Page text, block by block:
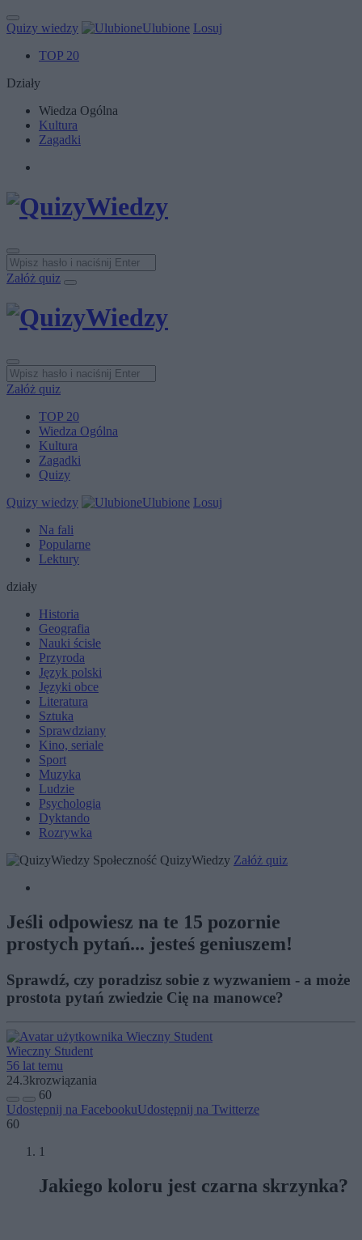
Quizy wiedzy Ulubione Losuj
TOP 20
Działy
Wiedza Ogólna
Kultura
Zagadki
Załóż quiz
Załóż quiz
TOP 20
Wiedza Ogólna
Kultura
Zagadki
Quizy
Quizy wiedzy
Ulubione Losuj
Na fali
Popularne
Lektury
działy
Historia
Geografia
Nauki ścisłe
Przyroda
Język polski
Języki obce
Literatura
Sztuka
Sprawdziany
Kino, seriale
Sport
Muzyka
Ludzie
Psychologia
Dyktando
Rozrywka
Społeczność QuizyWiedzy Załóż quiz
Jeśli odpowiesz na te 15 pozornie
prostych pytań... jesteś geniuszem!
Sprawdź, czy poradzisz sobie z wyzwaniem - a może
prostota pytań zwiedzie Cię na manowce?
Wieczny Student
56 lat temu
24.3krozwiązania
60
Udostępnij na FacebookuUdostępnij na Twitterze
60
1
Jakiego koloru jest czarna skrzynka?